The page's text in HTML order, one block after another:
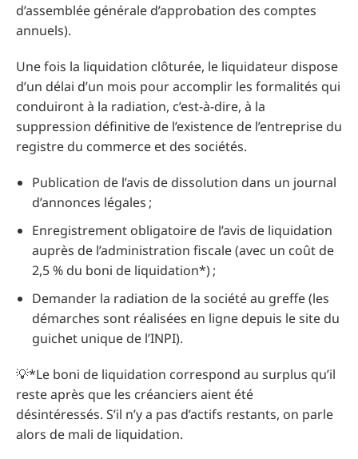
d’assemblée générale d’approbation des comptes
annuels).
Une fois la liquidation clôturée, le liquidateur dispose
d’un délai d’un mois pour accomplir les formalités qui
conduiront à la radiation, c’est-à-dire, à la
suppression définitive de l’existence de l’entreprise du
registre du commerce et des sociétés.
Publication de l’avis de dissolution dans un journal
d’annonces légales ;
Enregistrement obligatoire de l’avis de liquidation
auprès de l’administration fiscale (avec un coût de
2,5 % du boni de liquidation*) ;
Demander la radiation de la société au greffe (les
démarches sont réalisées en ligne depuis le site du
guichet unique de l’INPI).
💡*Le boni de liquidation correspond au surplus qu’il
reste après que les créanciers aient été
désintéressés. S’il n’y a pas d’actifs restants, on parle
alors de mali de liquidation.